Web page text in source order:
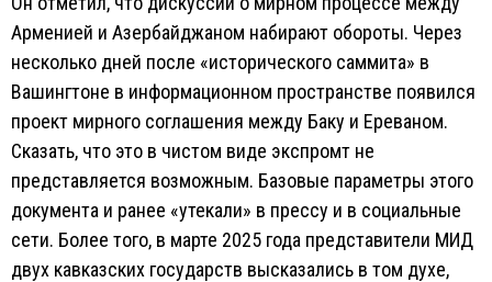
Арменией и Азербайджаном набирают обороты. Через
несколько дней после «исторического саммита» в
Вашингтоне в информационном пространстве появился
проект мирного соглашения между Баку и Ереваном.
Сказать, что это в чистом виде экспромт не
представляется возможным. Базовые параметры этого
документа и ранее «утекали» в прессу и в социальные
сети. Более того, в марте 2025 года представители МИД
двух кавказских государств высказались в том духе,